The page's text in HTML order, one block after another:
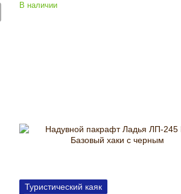
В наличии
Туристический каяк